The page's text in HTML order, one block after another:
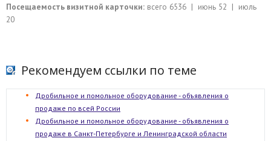
Посещаемость визитной карточки: всего 6536 | июнь 52 | июль
20
Рекомендуем ссылки по теме
Дробильное и помольное оборудование - объявления о
продаже по всей России
Дробильное и помольное оборудование - объявления о
продаже в Санкт-Петербурге и Ленинградской области